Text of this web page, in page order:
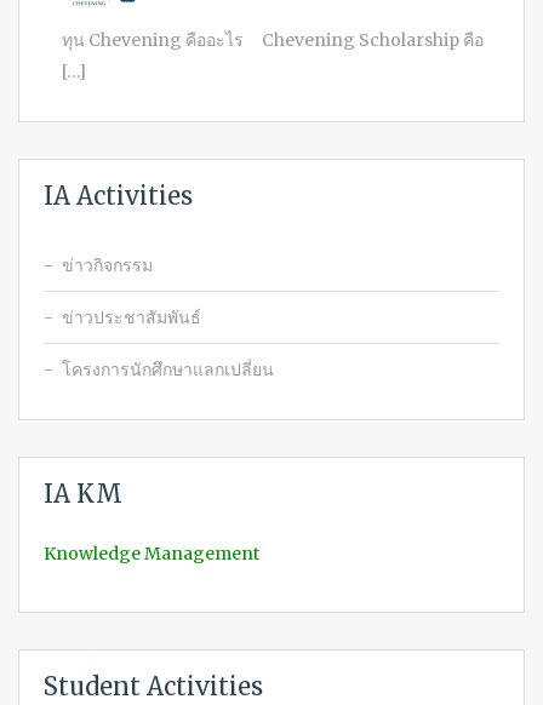
ทุน Chevening คืออะไร Chevening Scholarship คือ
[…]
IA Activities
ข่าวกิจกรรม
ข่าวประชาสัมพันธ์
โครงการนักศึกษาแลกเปลี่ยน
IA KM
Knowledge Management
Student Activities